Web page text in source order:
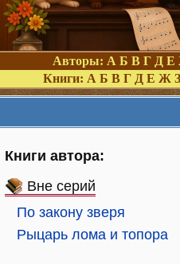
Авторы: А Б В Г Д Е
Книги: А Б В Г Д Е Ж З
Книги автора:
Вне серий
По закону зверя
Рыцарь лома и топора